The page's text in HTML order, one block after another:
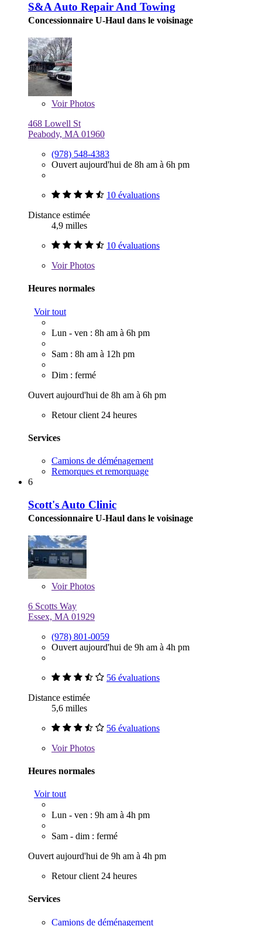
S&A Auto Repair And Towing
Concessionnaire U-Haul dans le voisinage
VoirPhotos
468 Lowell St
Peabody, MA 01960
(978) 548-4383
Ouvert aujourd'hui de 8h am à 6h pm
10 évaluations
Distance estimée
4,9 milles
10 évaluations
VoirPhotos
Heures normales
Voir tout
Lun - ven : 8h am à 6h pm
Sam : 8h am à 12h pm
Dim : fermé
Ouvert aujourd'hui de 8h am à 6h pm
Retour client 24 heures
Services
Camions de déménagement
Remorques et remorquage
6
Scott's Auto Clinic
Concessionnaire U-Haul dans le voisinage
VoirPhotos
6 Scotts Way
Essex, MA 01929
(978) 801-0059
Ouvert aujourd'hui de 9h am à 4h pm
56 évaluations
Distance estimée
5,6 milles
56 évaluations
VoirPhotos
Heures normales
Voir tout
Lun - ven : 9h am à 4h pm
Sam - dim : fermé
Ouvert aujourd'hui de 9h am à 4h pm
Retour client 24 heures
Services
Camions de déménagement